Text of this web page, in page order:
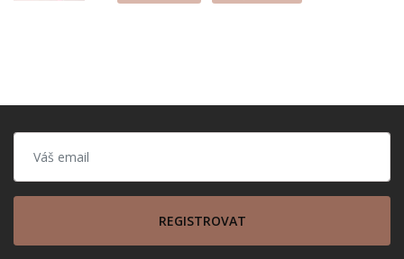
REGISTROVAT